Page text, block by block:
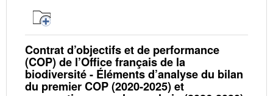
Contrat d’objectifs et de performance
(COP) de l’Office français de la
biodiversité - Éléments d’analyse du bilan
du premier COP (2020-2025) et